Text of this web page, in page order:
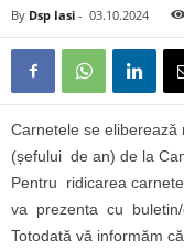
By Dsp Iasi - 03.10.2024
Carnetele se eliberează
(șefului de an) de la
Pentru ridicarea
va prezenta cu buletin/
Totodată vă informăm